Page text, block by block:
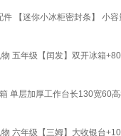
【迷你小冰柜密封条】 小
五年级【闰发】双开冰箱
单层加厚工作台长130宽60
六年级【三姆】大收银台